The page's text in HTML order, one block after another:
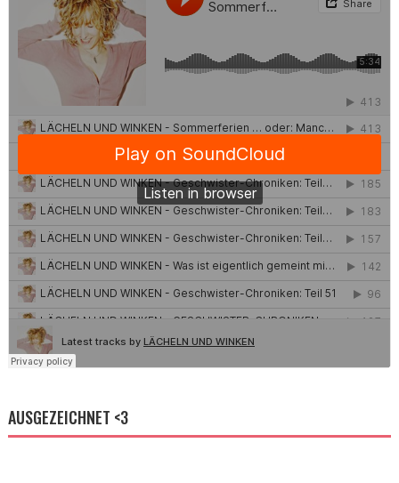
AUSGEZEICHNET <3